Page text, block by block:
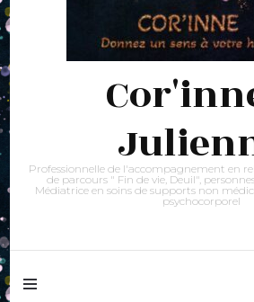
Professionnelle de l'accompagnement en
de parcours " Fin de vie, Deuil",
Médiatrice en soins de supports non
psychocorporel